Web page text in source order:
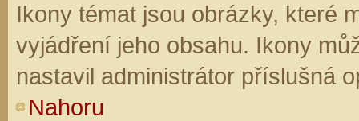
Ikony témat jsou obrázky, které
vyjádření jeho obsahu. Ikony
nastavil administrátor příslušná
Nahoru